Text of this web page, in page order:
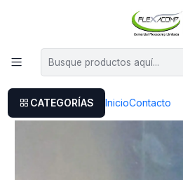
CATEGORÍAS InicioContacto
Este es el texto del slide